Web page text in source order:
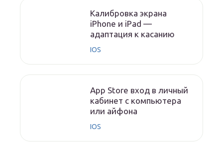
Калибровка экрана
iPhone и iPad —
адаптация к касанию
IOS
App Store вход в личный
кабинет с компьютера
или айфона
IOS